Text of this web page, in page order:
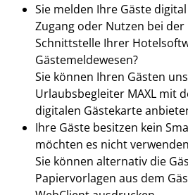
Sie melden Ihre Gäste
Zugang oder Nutzen bei
Schnittstelle Ihrer
Gästemeldewesen?
Sie können Ihren Gästen
Urlaubsbegleiter MAXL mit
digitalen Gästekarte
Ihre Gäste besitzen kein
möchten es nicht
Sie können alternativ die
Papiervorlagen aus dem